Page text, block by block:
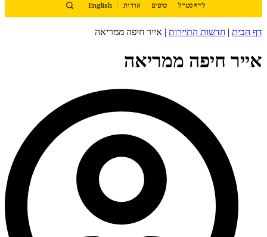
לייף סטייל
טיפים אודות English
דף הבית | חדשות התיירות | אייר חיפה ממריאה
אייר חיפה ממריאה